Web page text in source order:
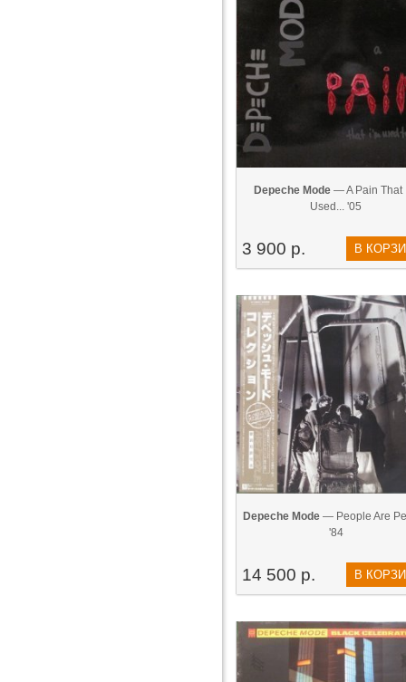
Depeche Mode— A Pain That
Used... '05
3 900 р. В
Depeche Mode — People Are
'84
14 500 р. В